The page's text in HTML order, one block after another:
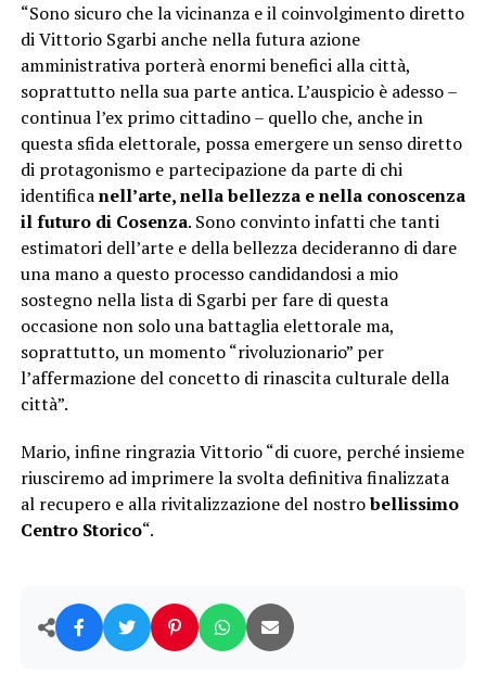
“Sono sicuro che la vicinanza e il coinvolgimento diretto
di Vittorio Sgarbi anche nella futura azione
amministrativa porterà enormi benefici alla città,
soprattutto nella sua parte antica. L’auspicio è adesso –
continua l’ex primo cittadino – quello che, anche in
questa sfida elettorale, possa emergere un senso diretto
di protagonismo e partecipazione da parte di chi
identificanell’arte, nella bellezza e nella conoscenza
il futuro di Cosenza. Sono convinto infatti che tanti
estimatori dell’arte e della bellezza decideranno di dare
una mano a questo processo candidandosi a mio
sostegno nella lista di Sgarbi per fare di questa
occasione non solo una battaglia elettorale ma,
soprattutto, un momento “rivoluzionario” per
l’affermazione del concetto di rinascita culturale della
città”.
Mario, infine ringrazia Vittorio “di cuore, perché insieme
riusciremo ad imprimere la svolta definitiva finalizzata
al recupero e alla rivitalizzazione del nostrobellissimo
Centro Storico“.